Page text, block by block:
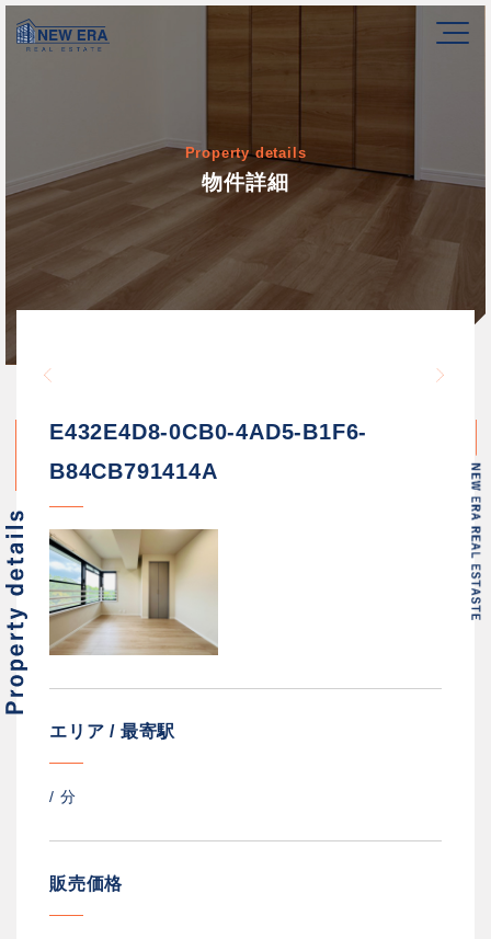
Property details
物件詳細
/home/newerakk/
E432E4D8-0CB0-4AD5-B1F6-
B84CB791414A
エリア / 最寄駅
/ 分
販売価格